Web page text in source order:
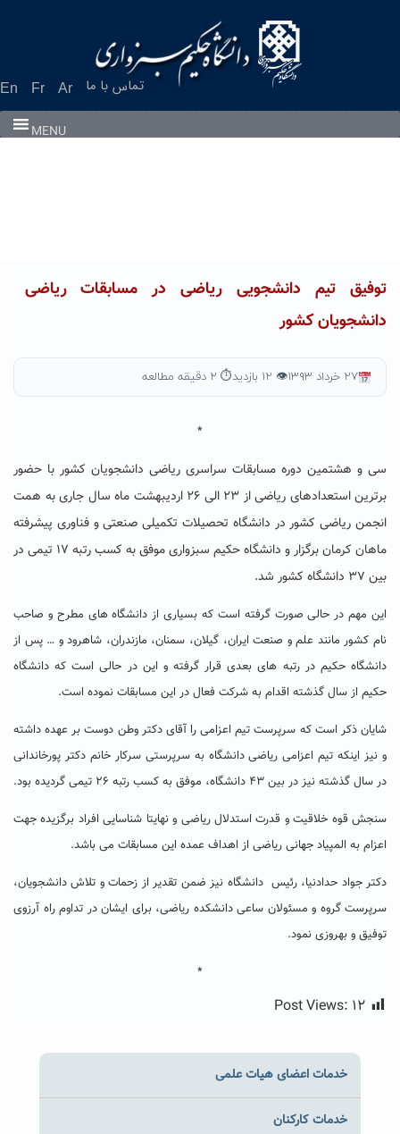
En Fr Ar تماس با ما
MENU
توفیق تیم دانشجویی ریاضی در مسابقات ریاضی
دانشجویان کشور
۲۷ خرداد ۱۳۹۳ 👁 ۱۲ بازدید ⏱ ۲ دقیقه مطالعه
*
سی و هشتمین دوره مسابقات سراسری ریاضی دانشجویان کشور با حضور
برترین استعدادهای ریاضی از ۲۳ الی ۲۶ اردیبهشت ماه سال جاری به همت
انجمن ریاضی کشور در دانشگاه تحصیلات تکمیلی صنعتی و فناوری پیشرفته
ماهان کرمان برگزار و دانشگاه حکیم سبزواری موفق به کسب رتبه ۱۷ تیمی در
بین ۳۷ دانشگاه کشور شد.
این مهم در حالی صورت گرفته است که بسیاری از دانشگاه های مطرح و صاحب
نام کشور مانند علم و صنعت ایران، گیلان، سمنان، مازندران، شاهرود و … پس از
دانشگاه حکیم در رتبه های بعدی قرار گرفته و این در حالی است که دانشگاه
حکیم از سال گذشته اقدام به شرکت فعال در این مسابقات نموده است.
شایان ذکر است که سرپرست تیم اعزامی را آقای دکتر وطن دوست بر عهده داشته
و نیز اینکه تیم اعزامی ریاضی دانشگاه به سرپرستی سرکار خانم دکتر پورخاندانی
در سال گذشته نیز در بین ۴۳ دانشگاه، موفق به کسب رتبه ۲۶ تیمی گردیده بود.
سنجش قوه خلاقیت و قدرت استدلال ریاضی و نهایتا شناسایی افراد برگزیده جهت
اعزام به المپیاد جهانی ریاضی از اهداف عمده این مسابقات می باشد.
دکتر جواد حدادنیا، رئیس دانشگاه نیز ضمن تقدیر از زحمات و تلاش دانشجویان،
سرپرست گروه و مسئولان ساعی دانشکده ریاضی، برای ایشان در تداوم راه آرزوی
توفیق و بهروزی نمود.
*
Post Views: ۱۲
خدمات اعضای هیات علمی
خدمات کارکنان